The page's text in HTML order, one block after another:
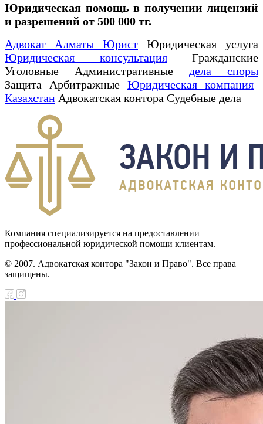
Юридическая помощь в получении лицензий
и разрешений от 500 000 тг.
Адвокат Алматы Юрист Юридическая услуга
Юридическая консультацияГражданские
Уголовные Административные дела споры
Защита Арбитражные Юридическая компания
Казахстан Адвокатская контора Судебные дела
Компания специализируется на предоставлении
профессиональной юридической помощи клиентам.
© 2007. Адвокатская контора "Закон и Право". Все права
защищены.